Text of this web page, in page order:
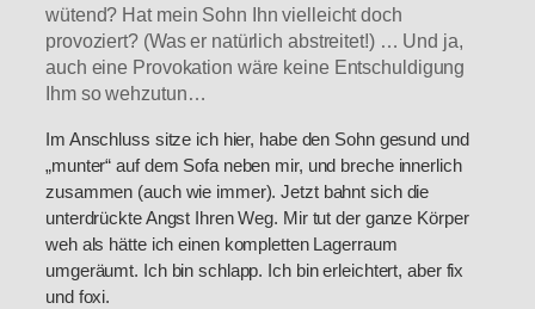
wütend? Hat mein Sohn Ihn vielleicht doch
provoziert? (Was er natürlich abstreitet!) … Und ja,
auch eine Provokation wäre keine Entschuldigung
Ihm so wehzutun…
Im Anschluss sitze ich hier, habe den Sohn gesund und
„munter“ auf dem Sofa neben mir, und breche innerlich
zusammen (auch wie immer). Jetzt bahnt sich die
unterdrückte Angst Ihren Weg. Mir tut der ganze Körper
weh als hätte ich einen kompletten Lagerraum
umgeräumt. Ich bin schlapp. Ich bin erleichtert, aber fix
und foxi.